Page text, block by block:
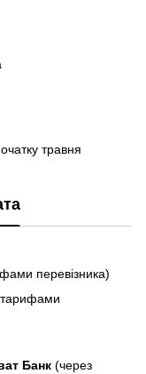
травня
перевізника)
Банк (через